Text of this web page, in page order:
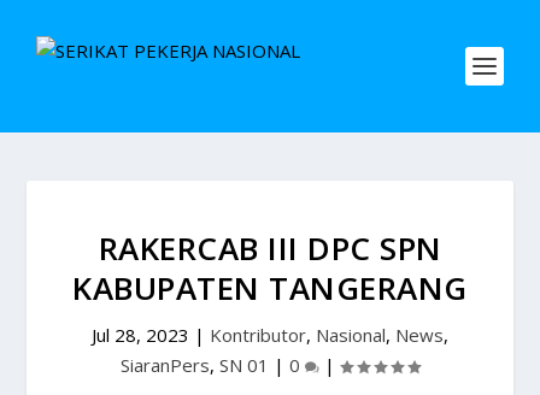
RAKERCAB III DPC SPN
KABUPATEN TANGERANG
Jul 28, 2023 | Kontributor, Nasional, News,
SiaranPers, SN 01 | 0 |